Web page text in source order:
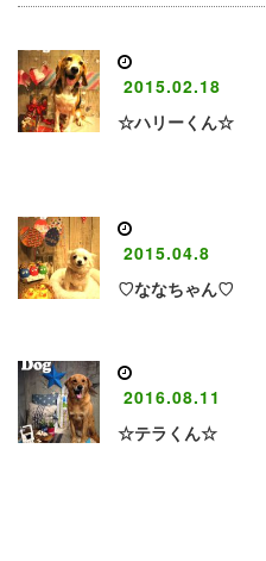
2015.02.18
☆ハリーくん☆
2015.04.8
♡ななちゃん♡
2016.08.11
☆テラくん☆